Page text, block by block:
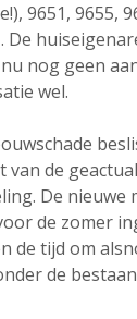
9651, 9655,
De
nog geen
wel.
van de
De nieuwe
de zomer
de tijd om
de